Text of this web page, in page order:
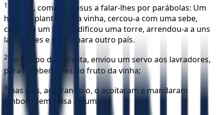
1
Depois, começou Jesus a falar-lhes por parábolas: Um
homem plantou uma vinha, cercou-a com uma sebe,
cavou ali um lagar, edificou uma torre, arrendou-a a uns
lavradores e partiu para outro país.
2
No tempo da colheita, enviou um servo aos lavradores,
para receber deles do fruto da vinha;
3
mas eles, agarrando-o, o açoitaram e mandaram
embora sem coisa alguma.